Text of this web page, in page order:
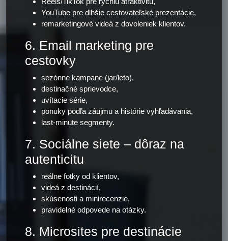
YouTube pre dlhšie cestovateľské prezentácie,
remarketingové videá z dovoleniek klientov.
6. Email marketing pre
cestovky
sezónne kampane (jar/leto),
destinačné sprievodce,
uvítacie série,
ponuky podľa záujmu a histórie vyhľadávania,
last-minute segmenty.
7. Sociálne siete – dôraz na
autenticitu
reálne fotky od klientov,
videá z destinácií,
skúsenosti a minirecenzie,
pravidelné odpovede na otázky.
8. Microsites pre destinácie